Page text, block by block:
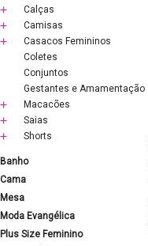
Calças
Camisas
Casacos Femininos
Coletes
Conjuntos
Gestantes e Amamentação
Macacões
Saias
Shorts
Banho
Cama
Mesa
Moda Evangélica
Plus Size Feminino